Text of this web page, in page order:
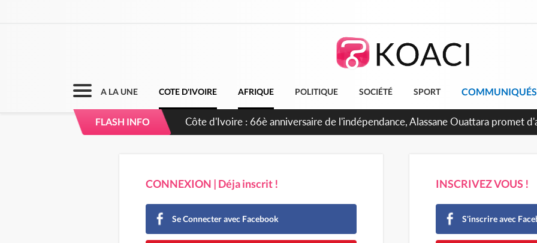
A LA UNE COTE D'IVOIRE AFRIQUE POLITIQUE SOCIÉTÉ SPORT COMMUNIQUÉS
FLASH INFO
CONNEXION | Déja inscrit !
Se Connecter avec Facebook
INSCRIVEZ VOUS !
S'inscrire avec